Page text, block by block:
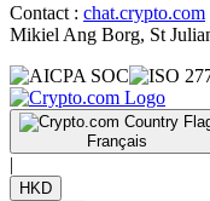
Contact : chat.crypto.com
Mikiel Ang Borg, St
Français
|
HKD